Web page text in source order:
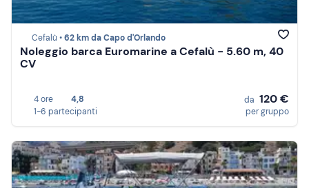
Cefalù •62 km da Capo d'Orlando
Noleggio barca Euromarine a Cefalù - 5.60 m, 40
CV
4 ore
4,8
1-6 partecipanti
da 120 €
per gruppo